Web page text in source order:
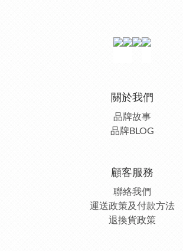
關於我們
品牌故事
品牌BLOG
顧客服務
聯絡我們
運送政策及付款方法
退換貨政策